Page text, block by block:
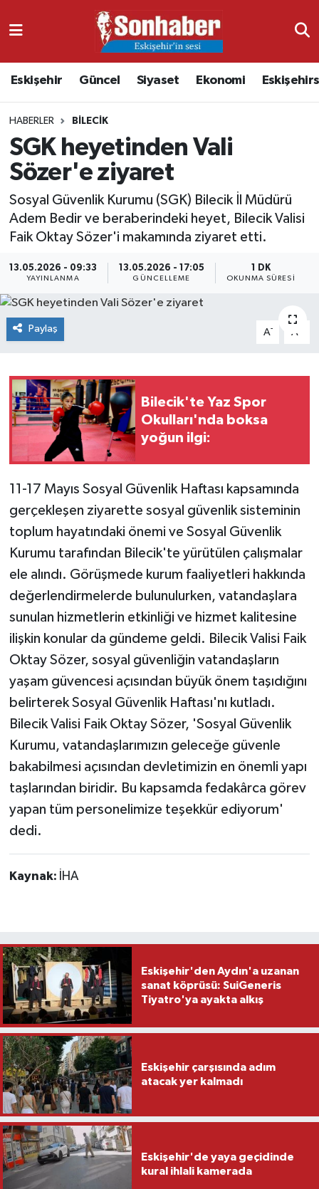
Eskişehir Güncel Siyaset Ekonomi
HABERLER BILECIK
SGK heyetinden Vali
Sözer'e ziyaret
Sosyal Güvenlik Kurumu (SGK) Bilecik İl Müdürü
Adem Bedir ve beraberindeki heyet, Bilecik Valisi
Faik Oktay Sözer'i makamında ziyaret etti.
13.05.2026 - 09:33
YAYINLANMA
13.05.2026 - 17:05
GÜNCELLEME
1 DK
OKUNMA SÜRESI
Paylaş A- A
Bilecik'te Yaz Spor
Okulları'nda boksa
yoğun ilgi:
11-17 Mayıs Sosyal Güvenlik Haftası kapsamında
gerçekleşen ziyarette sosyal güvenlik sisteminin
toplum hayatındaki önemi ve Sosyal Güvenlik
Kurumu tarafından Bilecik'te yürütülen çalışmalar
ele alındı. Görüşmede kurum faaliyetleri hakkında
değerlendirmelerde bulunulurken, vatandaşlara
sunulan hizmetlerin etkinliği ve hizmet kalitesine
ilişkin konular da gündeme geldi. Bilecik Valisi Faik
Oktay Sözer, sosyal güvenliğin vatandaşların
yaşam güvencesi açısından büyük önem taşıdığını
belirterek Sosyal Güvenlik Haftası'nı kutladı.
Bilecik Valisi Faik Oktay Sözer, 'Sosyal Güvenlik
Kurumu, vatandaşlarımızın geleceğe güvenle
bakabilmesi açısından devletimizin en önemli yapı
taşlarından biridir. Bu kapsamda fedakârca görev
yapan tüm personelimize teşekkür ediyorum'
dedi.
Kaynak: İHA
Eskişehir'den Aydın'a uzanan
sanat köprüsü: SuiGeneris
Tiyatro'ya ayakta alkış
Eskişehir çarşısında adım
atacak yer kalmadı
Eskişehir'de yaya geçidinde
kural ihlali kamerada
Ekonomi
Güncel
Kültür & Sanat
Magazin
Resmi İlanlar
Sağlık
Siyaset
Spor
Nöbetçi Eczaneler
Namaz Vakitleri
Trafik Durumu
Süper Lig Puan Durumu ve Fikstür
Tüm Manşetler
Son Dakika Haberleri
Haber Arşivi